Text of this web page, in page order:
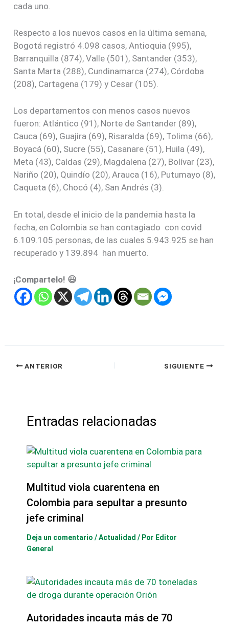
cada uno.
Respecto a los nuevos casos en la última semana,
Bogotá registró 4.098 casos, Antioquia (995),
Barranquilla (874), Valle (501), Santander (353),
Santa Marta (288), Cundinamarca (274), Córdoba
(208), Cartagena (179) y Cesar (105).
Los departamentos con menos casos nuevos
fueron: Atlántico (91), Norte de Santander (89),
Cauca (69), Guajira (69), Risaralda (69), Tolima (66),
Boyacá (60), Sucre (55), Casanare (51), Huila (49),
Meta (43), Caldas (29), Magdalena (27), Bolívar (23),
Nariño (20), Quindío (20), Arauca (16), Putumayo (8),
Caqueta (6), Chocó (4), San Andrés (3).
En total, desde el inicio de la pandemia hasta la
fecha, en Colombia se han contagiado con covid
6.109.105 personas, de las cuales 5.943.925 se han
recuperado y 139.894 han muerto.
¡Compartelo! 😃
ANTERIOR SIGUIENTE
Entradas relacionadas
Multitud viola cuarentena en
Colombia para sepultar a presunto
jefe criminal
Deja un comentario /Actualidad / Por Editor
General
Autoridades incauta más de 70